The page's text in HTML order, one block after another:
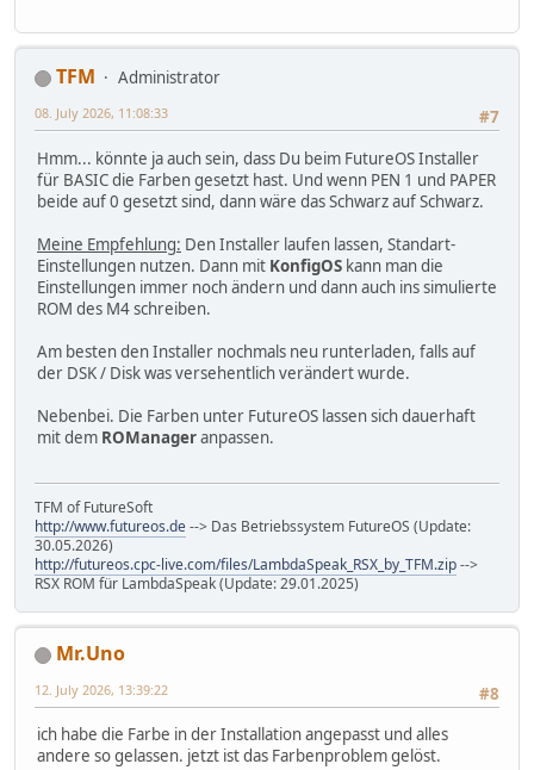
TFM
Administrator
#7
08. July 2026, 11:08:33
Hmm... könnte ja auch sein, dass Du beim FutureOS Installer
für BASIC die Farben gesetzt hast. Und wenn PEN 1 und PAPER
beide auf 0 gesetzt sind, dann wäre das Schwarz auf Schwarz.
Meine Empfehlung: Den Installer laufen lassen, Standart-
Einstellungen nutzen. Dann mit KonfigOS kann man die
Einstellungen immer noch ändern und dann auch ins simulierte
ROM des M4 schreiben.
Am besten den Installer nochmals neu runterladen, falls auf
der DSK / Disk was versehentlich verändert wurde.
Nebenbei. Die Farben unter FutureOS lassen sich dauerhaft
mit dem ROManageranpassen.
TFM of FutureSoft
http://www.futureos.de--> Das Betriebssystem FutureOS (Update:
30.05.2026)
http://futureos.cpc-live.com/files/LambdaSpeak_RSX_by_TFM.zip-->
RSX ROM für LambdaSpeak (Update: 29.01.2025)
Mr.Uno
#8
12. July 2026, 13:39:22
ich habe die Farbe in der Installation angepasst und alles
andere so gelassen. jetzt ist das Farbenproblem gelöst.